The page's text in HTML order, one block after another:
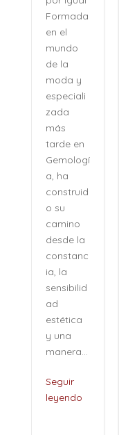
del
otoño”
Esta
entrevist
a
comienz
a en un
enclave
cargado
de
historia:
el Centro
Cerámic
a Triana,
un lugar
donde
Sevilla
aprendió
durante...
Seguir
leyendo